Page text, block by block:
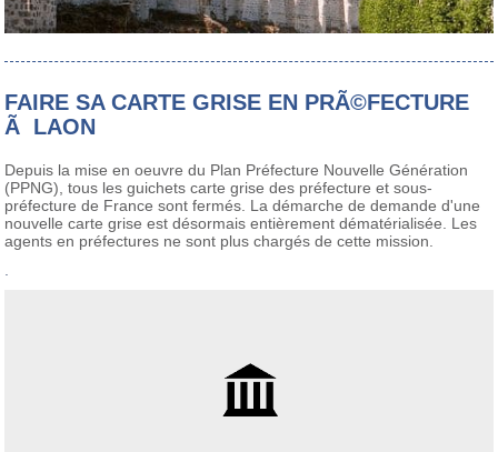
FAIRE SA CARTE GRISE EN PRÃ©FECTURE
Ã LAON
Depuis la mise en oeuvre du Plan Préfecture Nouvelle Génération
(PPNG), tous les guichets carte grise des préfecture et sous-
préfecture de France sont fermés. La démarche de demande d'une
nouvelle carte grise est désormais entièrement dématérialisée. Les
agents en préfectures ne sont plus chargés de cette mission.